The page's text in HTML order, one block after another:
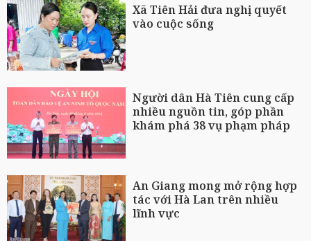
Xã Tiên Hải đưa nghị quyết
vào cuộc sống
Người dân Hà Tiên cung cấp
nhiều nguồn tin, góp phần
khám phá 38 vụ phạm pháp
An Giang mong mở rộng hợp
tác với Hà Lan trên nhiều
lĩnh vực